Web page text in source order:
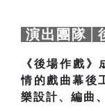
演出團隊│
《後場作戲
情的戲曲幕後
樂設計、編曲